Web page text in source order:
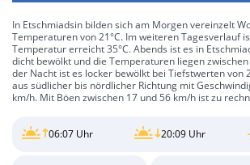
In Etschmiadsin bilden sich am Morgen vereinzelt
Temperaturen von 21°C. Im weiteren Tagesverlauf
Temperatur erreicht 35°C. Abends ist es in
dicht bewölkt und die Temperaturen liegen
der Nacht ist es locker bewölkt bei Tiefstwerten von
aus südlicher bis nördlicher Richtung mit
km/h. Mit Böen zwischen 17 und 56 km/h ist zu
06:07 Uhr 20:09 Uhr